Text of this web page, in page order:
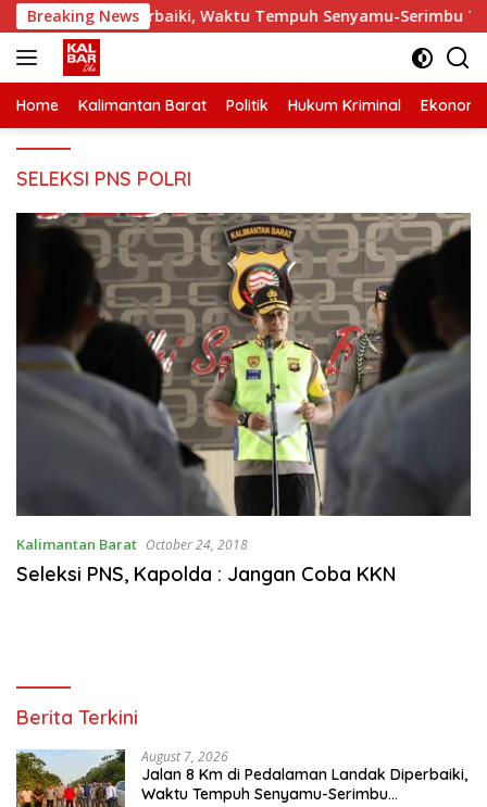
Skip
to
content
Breaking News
Landak Diperbaiki, Waktu Tempuh Senyamu-Serimbu
Home Kalimantan Barat Politik Hukum Kriminal Ekonomi
SELEKSI PNS POLRI
Kalimantan Barat October 24, 2018
Seleksi PNS, Kapolda : Jangan Coba KKN
Berita Terkini
August 7, 2026
Jalan 8 Km di Pedalaman Landak Diperbaiki,
Waktu Tempuh Senyamu-Serimbu